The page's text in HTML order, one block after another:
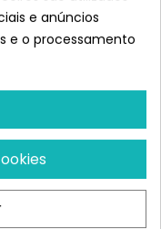
Loros Con Plátano
produtos!
e anúncios
e o processamento